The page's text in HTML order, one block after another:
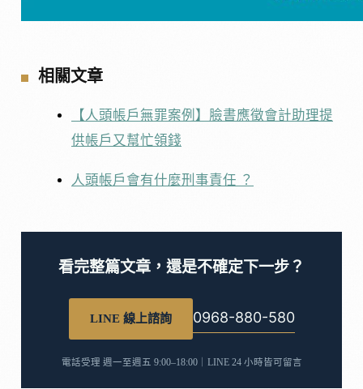
相關文章
【人頭帳戶無罪案例】臉書應徵會計助理提
供帳戶又幫忙領錢
人頭帳戶會有什麼刑事責任 ？
看完整篇文章，還是不確定下一步？
LINE 線上諮詢 0968-880-580
電話受理 週一至週五 9:00–18:00｜LINE 24 小時皆可留言